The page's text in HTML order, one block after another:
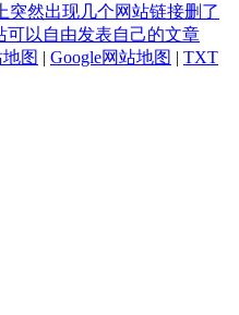
突然出现几个网站链接删了
可以自由发表自己的文章
图 | Google网站地图 | TXT